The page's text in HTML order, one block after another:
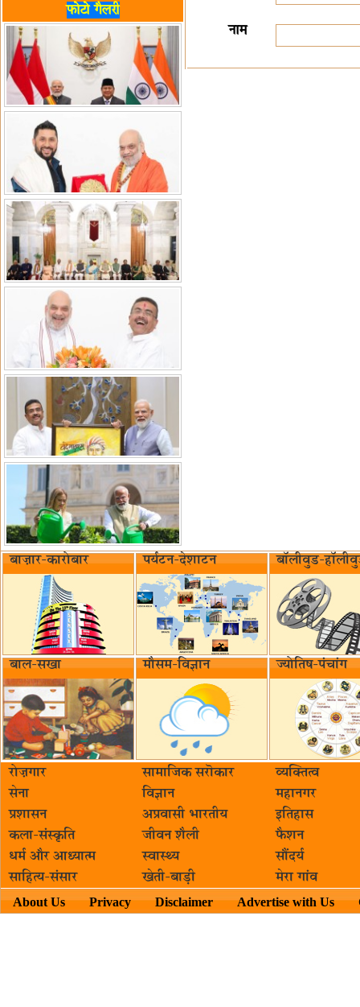
फोटो गैलरी
नाम
बाज़ार-कारोबार पर्यटन-देशाटन बॉलीवुड-
बाल-सखा मौसम-विज्ञान ज्योतिष-पंचांग
रोज़गार सामाजिक सरॊकार‌
व्यक्तित्व
सेना
विज्ञान
महानगर
प्रशासन
अप्रवासी भारतीय
इतिहास
कला-संस्कृति
जीवन शैली
फैशन
धर्म और आध्यात्म
स्वास्थ्य
सौंदर्य
साहित्य-संसार
खेती-बाड़ी मेरा गांव
About Us Privacy Disclaimer Advertise with Us